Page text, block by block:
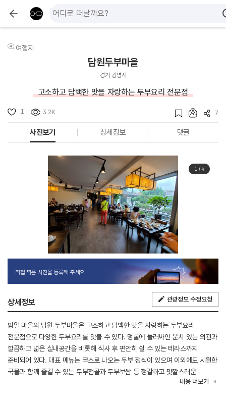
여행지
담원두부마을
경기 광명시
고소하고 담백한 맛을 자랑하는 두부요리 전문점
1 3.2K 7
사진보기 상세정보 댓글
1/4
직접 찍은 사진을 등록해 주세요.
상세정보 관광정보 수정요청
밤일 마을의 담원 두부마을은 고소하고 담백한 맛을 자랑하는 두부요리
전문점으로 다양한 두부요리를 맛볼 수 있다. 덩굴에 둘러싸인 운치 있는 외관과
깔끔하고 넓은 실내공간을 비롯해 식사 후 편안히 쉴 수 있는 테라스까지
준비되어 있다. 대표 메뉴는 코스로 나오는 두부 정식이 있으며 이외에도 시원한
국물과 함께 즐길 수 있는 두부전골과 두부보쌈 등 정갈하고 맛깔스러운
메뉴들이 있다. 특히 갓 지은 영양 돌솥밥의 따끈따끈한 밥맛이 두부요리와 잘
내용 더보기